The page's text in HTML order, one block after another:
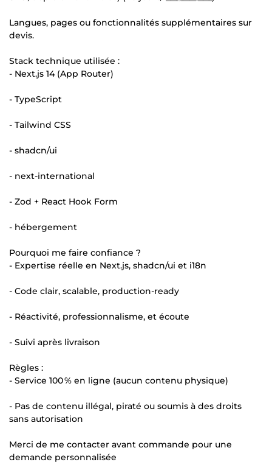
Langues, pages ou fonctionnalités supplémentaires sur
devis.
Stack technique utilisée :
- Next.js 14 (App Router)
- TypeScript
- Tailwind CSS
- shadcn/ui
- next-international
- Zod + React Hook Form
- hébergement
Pourquoi me faire confiance ?
- Expertise réelle en Next.js, shadcn/ui et i18n
- Code clair, scalable, production-ready
- Réactivité, professionnalisme, et écoute
- Suivi après livraison
Règles :
- Service 100 % en ligne (aucun contenu physique)
- Pas de contenu illégal, piraté ou soumis à des droits
sans autorisation
Merci de me contacter avant commande pour une
demande personnalisée